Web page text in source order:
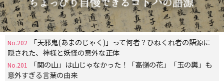
No.202
「天邪鬼(あまのじゃく)」って何者？ひねくれ者の語源に
隠された、神様と妖怪の意外な正体
No.201
「関の山」は山じゃなかった！「高嶺の花」「玉の輿」も
意外すぎる言葉の由来